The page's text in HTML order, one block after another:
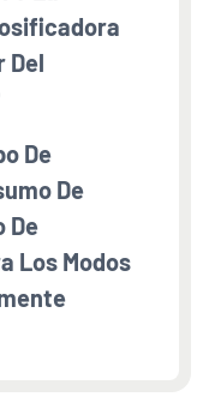
Del
De
De
De
Los Modos